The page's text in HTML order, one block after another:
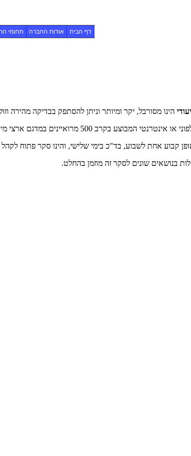
תחומי אודות החברה דף הבית
הינו מסורבל, יקר ומיותר וניתן להסתפק בבדיקה מהירה
במדגם ארצי מייצג של האוכלוסייה היהודית הבוגרת בישראל.
קבוע אחת לשבוע, בד"כ בימי שלישי, והינו סקר פתוח
בנושאים שונים לסקר זה מוזמן בהחלט.